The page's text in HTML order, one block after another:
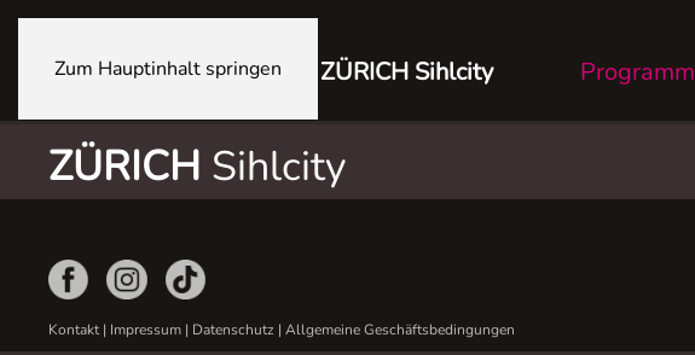
Zum Hauptinhalt springen ZÜRICH Sihlcity Programm
ZÜRICH Sihlcity
Kontakt| Impressum | Datenschutz | Allgemeine Geschäftsbedingungen